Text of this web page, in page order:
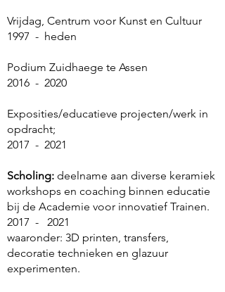
Vrijdag, Centrum voor Kunst en Cultuur
1997 - heden
Podium Zuidhaege te Assen
2016 - 2020
Exposities/educatieve projecten/werk in
opdracht;
2017 - 2021
Scholing: deelname aan diverse keramiek
workshops en coaching binnen educatie
bij de Academie voor innovatief Trainen.
2017 - 2021
waaronder: 3D printen, transfers,
decoratie technieken en glazuur
experimenten.